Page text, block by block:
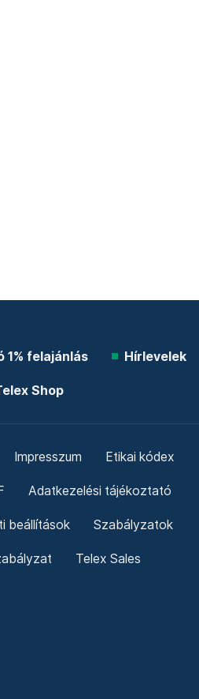
1% felajánlás Hírlevelek
Shop
Impresszum Etikai kódex
Adatkezelési tájékoztató
beállítások Szabályzatok
Telex Sales